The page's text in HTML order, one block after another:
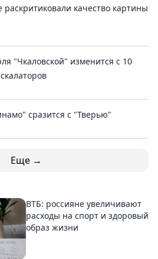
раскритиковали качество картины
"Чкаловской" изменится с 10
сразится с "Тверью"
Еще →
ВТБ: россияне увеличивают
расходы на спорт и здоровый
образ жизни